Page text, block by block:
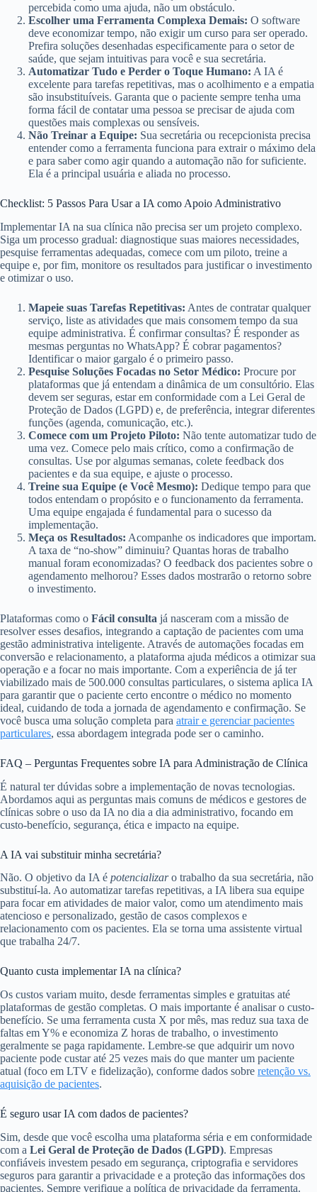
percebida como uma ajuda, não um obstáculo.
Escolher uma Ferramenta Complexa Demais: O software
deve economizar tempo, não exigir um curso para ser operado.
Prefira soluções desenhadas especificamente para o setor de
saúde, que sejam intuitivas para você e sua secretária.
Automatizar Tudo e Perder o Toque Humano: A IA é
excelente para tarefas repetitivas, mas o acolhimento e a empatia
são insubstituíveis. Garanta que o paciente sempre tenha uma
forma fácil de contatar uma pessoa se precisar de ajuda com
questões mais complexas ou sensíveis.
Não Treinar a Equipe: Sua secretária ou recepcionista precisa
entender como a ferramenta funciona para extrair o máximo dela
e para saber como agir quando a automação não for suficiente.
Ela é a principal usuária e aliada no processo.
Checklist: 5 Passos Para Usar a IA como Apoio Administrativo
Implementar IA na sua clínica não precisa ser um projeto complexo.
Siga um processo gradual: diagnostique suas maiores necessidades,
pesquise ferramentas adequadas, comece com um piloto, treine a
equipe e, por fim, monitore os resultados para justificar o investimento
e otimizar o uso.
Mapeie suas Tarefas Repetitivas: Antes de contratar qualquer
serviço, liste as atividades que mais consomem tempo da sua
equipe administrativa. É confirmar consultas? É responder as
mesmas perguntas no WhatsApp? É cobrar pagamentos?
Identificar o maior gargalo é o primeiro passo.
Pesquise Soluções Focadas no Setor Médico: Procure por
plataformas que já entendam a dinâmica de um consultório. Elas
devem ser seguras, estar em conformidade com a Lei Geral de
Proteção de Dados (LGPD) e, de preferência, integrar diferentes
funções (agenda, comunicação, etc.).
Comece com um Projeto Piloto: Não tente automatizar tudo de
uma vez. Comece pelo mais crítico, como a confirmação de
consultas. Use por algumas semanas, colete feedback dos
pacientes e da sua equipe, e ajuste o processo.
Treine sua Equipe (e Você Mesmo): Dedique tempo para que
todos entendam o propósito e o funcionamento da ferramenta.
Uma equipe engajada é fundamental para o sucesso da
implementação.
Meça os Resultados: Acompanhe os indicadores que importam.
A taxa de “no-show” diminuiu? Quantas horas de trabalho
manual foram economizadas? O feedback dos pacientes sobre o
agendamento melhorou? Esses dados mostrarão o retorno sobre
o investimento.
Plataformas como o Fácil consulta já nasceram com a missão de
resolver esses desafios, integrando a captação de pacientes com uma
gestão administrativa inteligente. Através de automações focadas em
conversão e relacionamento, a plataforma ajuda médicos a otimizar sua
operação e a focar no mais importante. Com a experiência de já ter
viabilizado mais de 500.000 consultas particulares, o sistema aplica IA
para garantir que o paciente certo encontre o médico no momento
ideal, cuidando de toda a jornada de agendamento e confirmação. Se
você busca uma solução completa para atrair e gerenciar pacientes
particulares, essa abordagem integrada pode ser o caminho.
FAQ – Perguntas Frequentes sobre IA para Administração de Clínica
É natural ter dúvidas sobre a implementação de novas tecnologias.
Abordamos aqui as perguntas mais comuns de médicos e gestores de
clínicas sobre o uso da IA no dia a dia administrativo, focando em
custo-benefício, segurança, ética e impacto na equipe.
A IA vai substituir minha secretária?
Não. O objetivo da IA é potencializaro trabalho da sua secretária, não
substituí-la. Ao automatizar tarefas repetitivas, a IA libera sua equipe
para focar em atividades de maior valor, como um atendimento mais
atencioso e personalizado, gestão de casos complexos e
relacionamento com os pacientes. Ela se torna uma assistente virtual
que trabalha 24/7.
Quanto custa implementar IA na clínica?
Os custos variam muito, desde ferramentas simples e gratuitas até
plataformas de gestão completas. O mais importante é analisar o custo-
benefício. Se uma ferramenta custa X por mês, mas reduz sua taxa de
faltas em Y% e economiza Z horas de trabalho, o investimento
geralmente se paga rapidamente. Lembre-se que adquirir um novo
paciente pode custar até 25 vezes mais do que manter um paciente
atual (foco em LTV e fidelização), conforme dados sobre retenção vs.
aquisição de pacientes.
É seguro usar IA com dados de pacientes?
Sim, desde que você escolha uma plataforma séria e em conformidade
com a Lei Geral de Proteção de Dados (LGPD). Empresas
confiáveis investem pesado em segurança, criptografia e servidores
seguros para garantir a privacidade e a proteção das informações dos
pacientes. Sempre verifique a política de privacidade da ferramenta.